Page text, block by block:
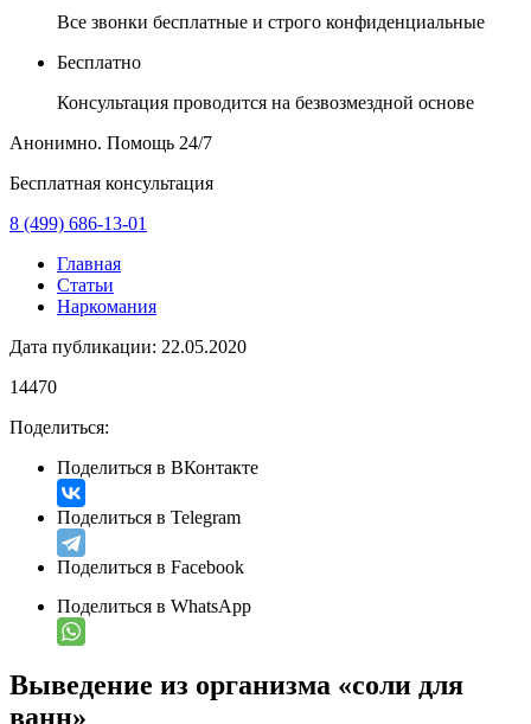
Все звонки бесплатные и строго конфиденциальные
Бесплатно
Консультация проводится на безвозмездной основе
Анонимно. Помощь 24/7
Бесплатная консультация
8 (499) 686-13-01
Главная
Статьи
Наркомания
Дата публикации: 22.05.2020
14470
Поделиться:
Поделиться в ВКонтакте
Поделиться в Telegram
Поделиться в Facebook
Поделиться в WhatsApp
Выведение из организма «соли для
ванн»